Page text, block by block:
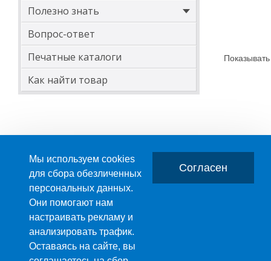
Полезно знать
Вопрос-ответ
Печатные каталоги
Как найти товар
ПРОИЗВОДСТВО ПЛАСТМАССОВЫХ ИЗДЕЛИЙ
+7 (495) 989-29-95
Мы используем cookies
для сбора обезличенных
персональных данных.
Они помогают нам
настраивать рекламу и
анализировать трафик.
Оставаясь на сайте, вы
Согласен